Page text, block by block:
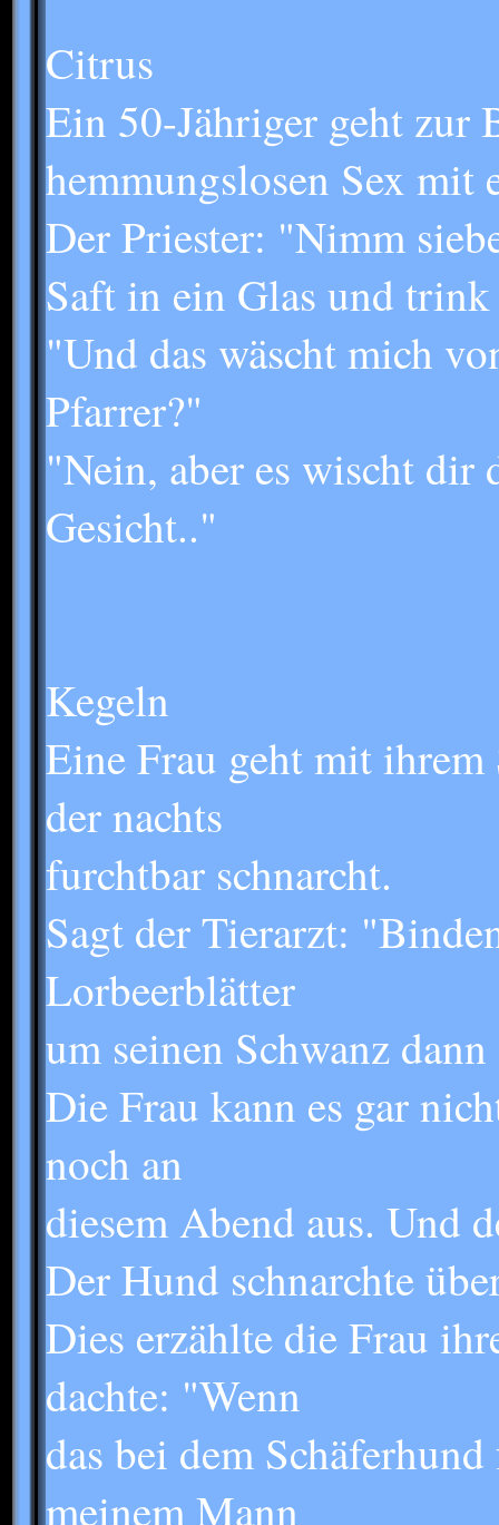
Citrus
Ein 50-Jähriger geht zur
hemmungslosen Sex mit
Der Priester: "Nimm
Saft in ein Glas und
"Und das wäscht mich
Pfarrer?"
"Nein, aber es wischt dir
Gesicht.."
Kegeln
Eine Frau geht mit
der nachts
furchtbar schnarcht.
Sagt der Tierarzt:
Lorbeerblätter
um seinen Schwanz
Die Frau kann es gar
noch an
diesem Abend aus. Und
Der Hund schnarchte
Dies erzählte die Frau
dachte: "Wenn
das bei dem
meinem Mann